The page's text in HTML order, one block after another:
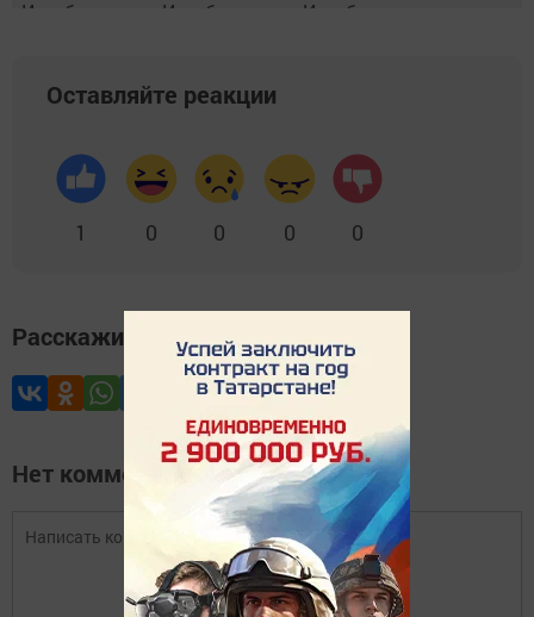
Оставляйте реакции
1 0 0 0 0
Расскажите друзьям
Нет комментариев